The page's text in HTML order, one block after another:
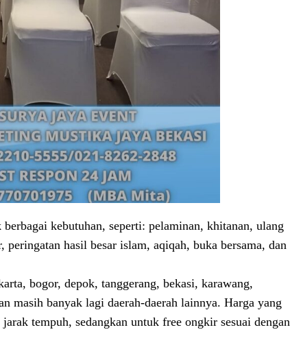
kebutuhan, seperti: pelaminan, khitanan, ulang
hasil besar islam, aqiqah, buka bersama, dan
bogor, depok, tanggerang, bekasi, karawang,
masih banyak lagi daerah-daerah lainnya. Harga yang
tempuh, sedangkan untuk free ongkir sesuai dengan